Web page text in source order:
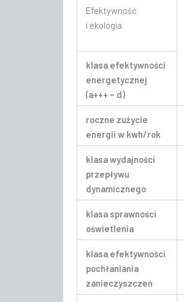
Efektywność
i ekologia
klasa efektywności
energetycznej
(a+++ – d)
roczne zużycie
energii w kwh/rok
klasa wydajności
przepływu
dynamicznego
klasa sprawności
oświetlenia
klasa efektywności
pochłaniania
zanieczyszczeń